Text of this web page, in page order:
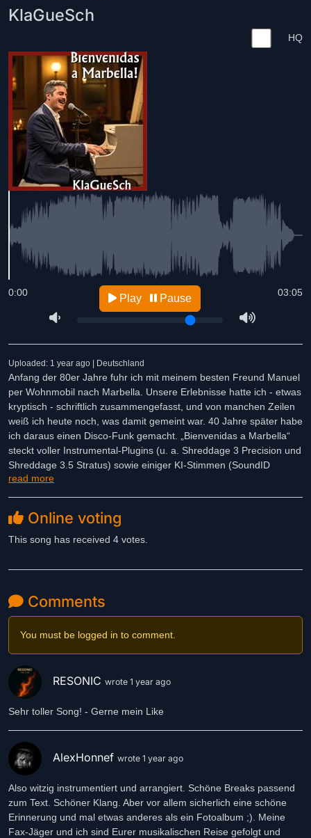
KlaGueSch
HQ
03:05
0:00 Play Pause
Uploaded: 1 year ago | Deutschland
Anfang der 80er Jahre fuhr ich mit meinem besten Freund Manuel
per Wohnmobil nach Marbella. Unsere Erlebnisse hatte ich - etwas
kryptisch - schriftlich zusammengefasst, und von manchen Zeilen
weiß ich heute noch, was damit gemeint war. 40 Jahre später habe
ich daraus einen Disco-Funk gemacht. „Bienvenidas a Marbella“
steckt voller Instrumental-Plugins (u. a. Shreddage 3 Precision und
Shreddage 3.5 Stratus) sowie einiger KI-Stimmen (SoundID
VoiceAI). Das Coverbild mit dem KI-Pianisten stammt von
read more
Online voting
This song has received 4 votes.
Comments
You must be logged in to comment.
RESONIC wrote 1 year ago
Sehr toller Song! - Gerne mein Like
AlexHonnef wrote 1 year ago
Also witzig instrumentiert und arrangiert. Schöne Breaks passend
zum Text. Schöner Klang. Aber vor allem sicherlich eine schöne
Erinnerung und mal etwas anderes als ein Fotoalbum ;). Meine
Fax-Jäger und ich sind Eurer musikalischen Reise gefolgt und